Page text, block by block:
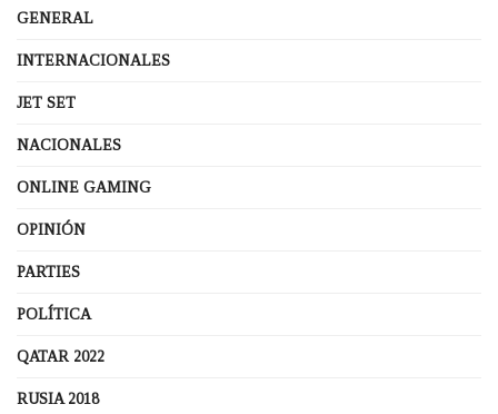
GENERAL
INTERNACIONALES
JET SET
NACIONALES
ONLINE GAMING
OPINIÓN
PARTIES
POLÍTICA
QATAR 2022
RUSIA 2018